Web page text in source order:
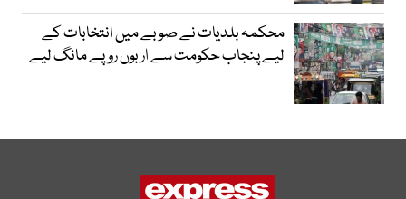
محکمہ بلدیات نے صوبے میں انتخابات کے
لیے پنجاب حکومت سے اربوں روپے مانگ لیے